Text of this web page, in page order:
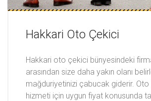
Hakkari Oto Çekici
Hakkari oto çekici bünyesindeki
arasından size daha yakın olanı
mağduriyetinizi çabucak giderir.
hizmeti için uygun fiyat konusunda